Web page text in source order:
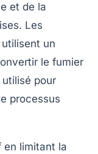
et de la
Les
un
le fumier
pour
processus
en limitant la